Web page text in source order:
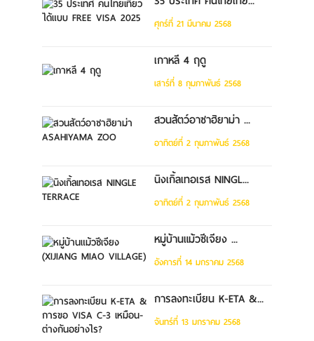
ศุกร์ที่ 21 มีนาคม 2568
เกาหลี 4 ฤดู
เสาร์ที่ 8 กุมภาพันธ์ 2568
สวนสัตว์อาซาฮิยาม่า ...
อาทิตย์ที่ 2 กุมภาพันธ์ 2568
นิงเกิ้ลเทอเรส NINGL...
อาทิตย์ที่ 2 กุมภาพันธ์ 2568
หมู่บ้านแม้วซีเจียง ...
อังคารที่ 14 มกราคม 2568
การลงทะเบียน K-ETA &...
จันทร์ที่ 13 มกราคม 2568